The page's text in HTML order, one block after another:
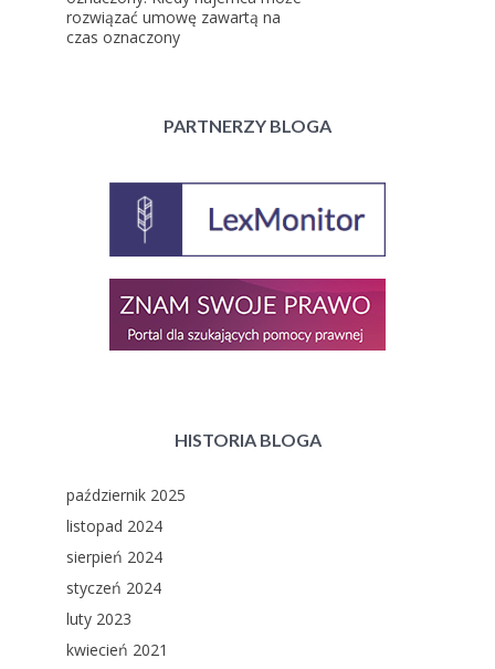
rozwiązać umowę zawartą na
czas oznaczony
PARTNERZY BLOGA
HISTORIA BLOGA
październik 2025
listopad 2024
sierpień 2024
styczeń 2024
luty 2023
kwiecień 2021